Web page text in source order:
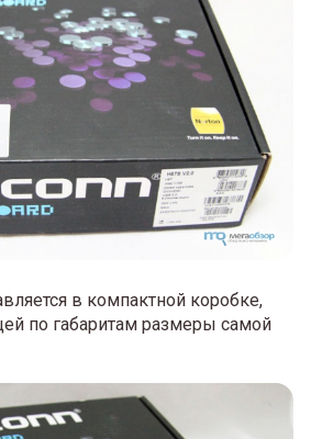
в компактной коробке,
по габаритам размеры самой